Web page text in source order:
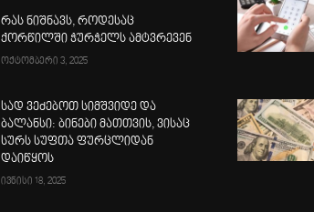
რას ნიშნავს, როდესაც
ქორწილში ჭურჭელს ამტვრევენ
ოქტომბერი 3, 2025
სად ვეძებოთ სიმშვიდე და
ბალანსი: ბინები მათთვის, ვისაც
სურს სუფთა ფურცლიდან
დაიწყოს
ივნისი 18, 2025